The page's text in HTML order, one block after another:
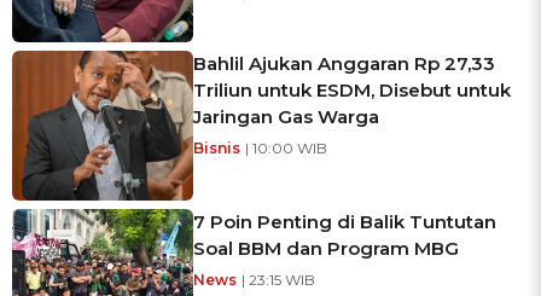
Bahlil Ajukan Anggaran Rp 27,33
Triliun untuk ESDM, Disebut untuk
Jaringan Gas Warga
Bisnis | 10:00 WIB
7 Poin Penting di Balik Tuntutan
Soal BBM dan Program MBG
News | 23:15 WIB